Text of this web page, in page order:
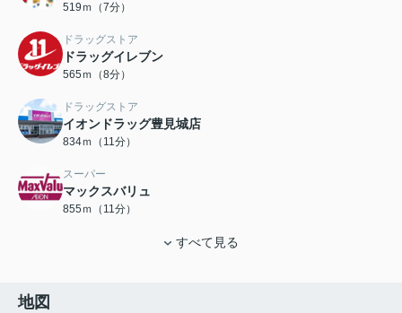
519ｍ（7分）
ドラッグストア
ドラッグイレブン
565ｍ（8分）
ドラッグストア
イオンドラッグ豊見城店
834ｍ（11分）
スーパー
マックスバリュ
855ｍ（11分）
すべて見る
地図